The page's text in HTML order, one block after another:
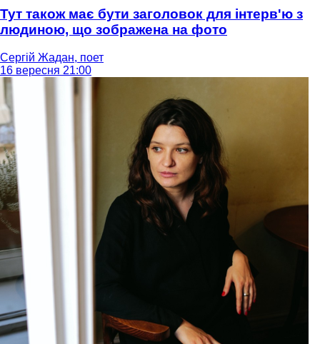
Тут також має бути заголовок для інтерв'ю з
людиною, що зображена на фото
Сергій Жадан, поет
16 вересня 21:00